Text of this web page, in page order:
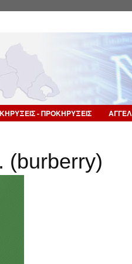
- ΠΡΟΚΗΡΥΞΕΙΣ
(burberry)